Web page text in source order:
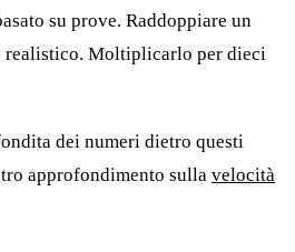
su prove. Raddoppiare un
realistico. Moltiplicarlo per dieci
dei numeri dietro questi
approfondimento sulla velocità